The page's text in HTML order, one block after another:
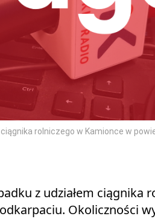
rolniczego w Kamionce w
z udziałem ciągnika
Okoliczności